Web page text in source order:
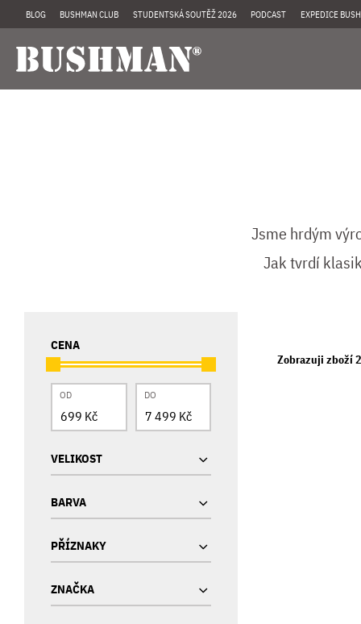
BLOG BUSHMAN CLUB STUDENTSKÁ SOUTĚŽ 2026 PODCAST EXPEDICE
Jsme hrdým
Jak tvrdí
CENA
OD DO
VELIKOST
BARVA
PŘÍZNAKY
ZNAČKA
Zobrazuji zboží